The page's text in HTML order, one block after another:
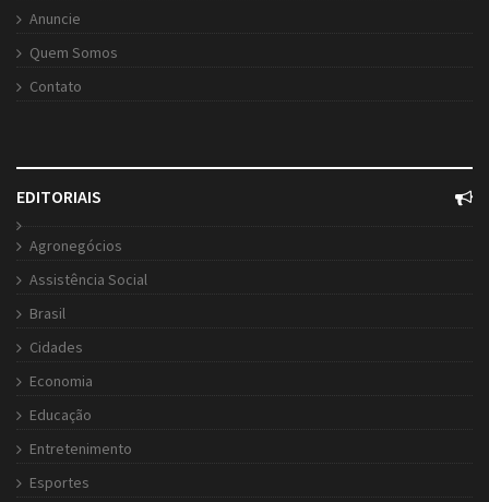
Anuncie
Quem Somos
Contato
EDITORIAIS
Agronegócios
Assistência Social
Brasil
Cidades
Economia
Educação
Entretenimento
Esportes